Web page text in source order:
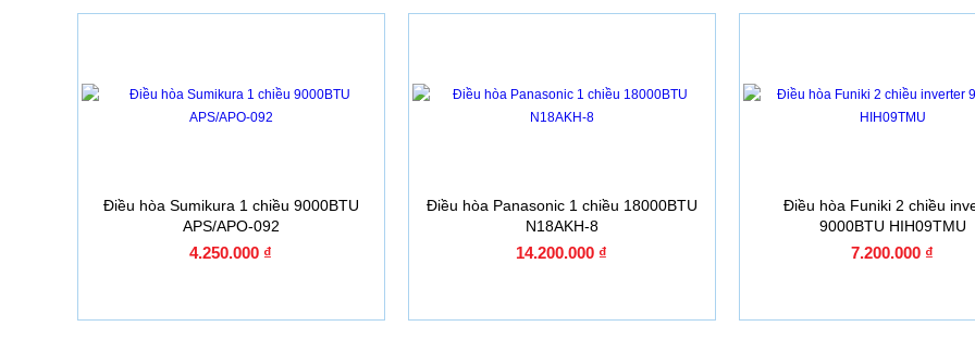
Điều hòa Sumikura 1 chiều 9000BTU
APS/APO-092
4.250.000 ₫
Điều hòa Panasonic 1 chiều 18000BTU
N18AKH-8
14.200.000 ₫
Điều hòa Funiki 2 chiều
9000BTU HIH09TMU
7.200.000 ₫